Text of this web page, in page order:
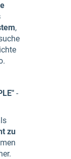
,
-
zu